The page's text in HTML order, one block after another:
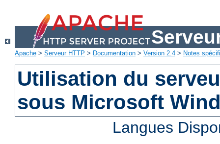
Apache > Serveur HTTP > Documentation > Version 2.4 > Notes
Utilisation du
sous Microsoft
Langues